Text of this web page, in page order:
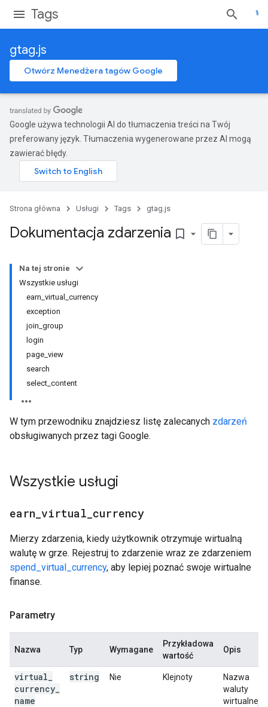
Tags
gtag.js
Otwórz Menedżera tagów Google
Google używa technologii AI do tłumaczenia treści na Twój
preferowany język. Tłumaczenia wygenerowane przez AI mogą
zawierać błędy.
Strona główna Usługi Tags gtag.js
Dokumentacja zdarzenia bookmark_border
Na tej stronie
Wszystkie usługi
earn_virtual_currency
exception
join_group
login
page_view
search
select_content
W tym przewodniku znajdziesz listę zalecanych zdarzeń
obsługiwanych przez tagi Google.
Wszystkie usługi
earn virtual currency
Mierzy zdarzenia, kiedy użytkownik otrzymuje wirtualną
walutę w grze. Rejestruj to zdarzenie wraz ze zdarzeniem
spend_virtual_currency, aby lepiej poznać swoje wirtualne
finanse.
Parametry
Nazwa Typ Wymagane
Przykładowa
wartość
Opis
virtual
currency
name
string Nie Klejnoty
Nazwa
waluty
wirtualnej.